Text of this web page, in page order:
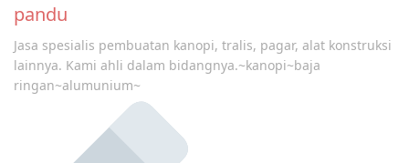
pandu
Jasa spesialis pembuatan kanopi, tralis, pagar, alat konstruksi
lainnya. Kami ahli dalam bidangnya.~kanopi~baja
ringan~alumunium~